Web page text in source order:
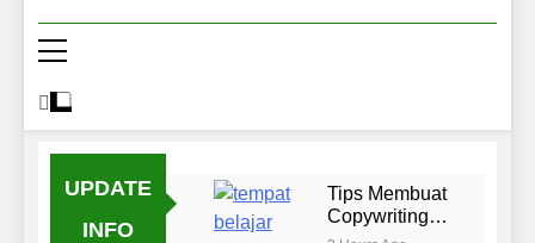
UPDATE
INFO
Tips Membuat
Copywriting
yang Menarik